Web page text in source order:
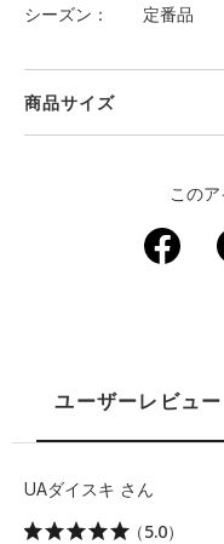
シーズン 定番品
商品サイズ
この
ユーザーレビュー
UAダイスキ さん
（5.0）